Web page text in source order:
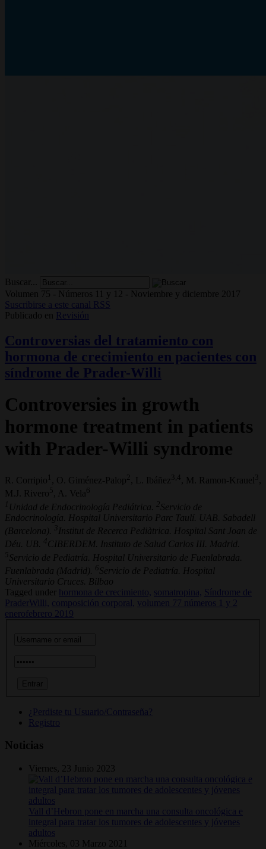
Buscar...
Volumen 75 - Números 11 y 12 - Noviembre y diciembre 2017
Suscribirse a este canal RSS
Publicado en
Revisión
Controversias del tratamiento con
hormona de crecimiento en pacientes con
síndrome de Prader-Willi
Controversies in growth
hormone treatment in patients
with Prader-Willi syndrome
R. Corripio 1 , O. Giménez-Palop , L. Ibáñez 3,4 , M. Ramon-Krauel 3
M.J. Rivero5 , A. Vela6
1 Unidad de Endocrinología Pediátrica. 2 Servicio de
Endocrinología. Hospital Universitario Parc Taulí. UAB. Sabadell
(Barcelona).
3 Institut de Recerca Pediàtrica. Hospital Sant Joan de
Déu. UB.
4 CIBERDEM. Instituto de Salud Carlos III. Madrid.
5 Servicio de Pediatría. Hospital Universitario de Fuenlabrada.
Fuenlabrada (Madrid). 6 Servicio de Pediatría. Hospital
Universitario Cruces. Bilbao
Tagged under
hormona de crecimiento, somatropina,
Síndrome de
PraderWilli,
composición corporal,
volumen 77 números 1 y 2
enerofebrero 2019
¿Perdiste tu Usuario/Contraseña?
Registro
Noticias
Viernes, 23 Junio 2023
Vall d’Hebron pone en marcha una consulta oncológica e
integral para tratar los tumores de adolescentes y jóvenes
adultos
Miércoles, 03 Marzo 2021